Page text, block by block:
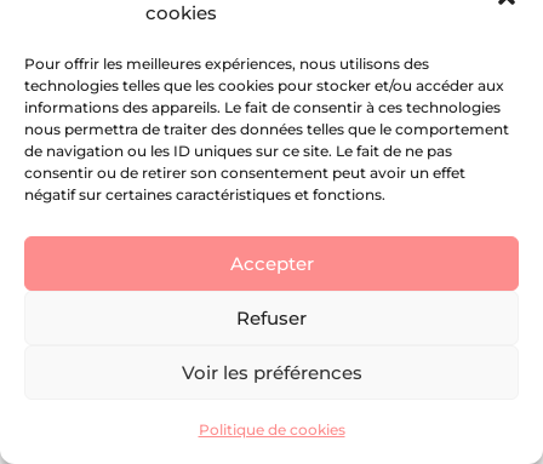
cookies
Pour offrir les meilleures expériences, nous utilisons des
technologies telles que les cookies pour stocker et/ou accéder aux
informations des appareils. Le fait de consentir à ces technologies
nous permettra de traiter des données telles que le comportement
de navigation ou les ID uniques sur ce site. Le fait de ne pas
consentir ou de retirer son consentement peut avoir un effet
négatif sur certaines caractéristiques et fonctions.
Accepter
Refuser
Voir les préférences
Politique de cookies
📅 24 mai à 11h00
L’instant Tuto : créez la page
d’accueil de votre site web
📍 Webinar
Je m'inscris